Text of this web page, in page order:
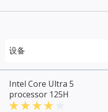
设备
Intel Core Ultra 5
processor 125H